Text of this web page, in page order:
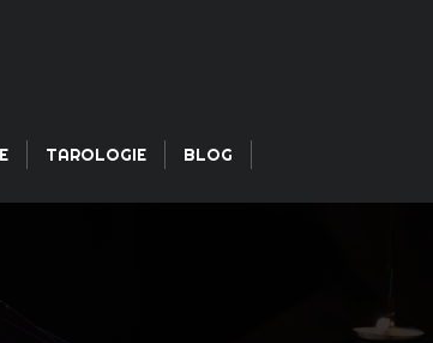
TAROLOGIE BLOG